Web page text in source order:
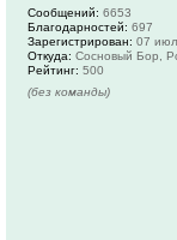
Сообщений: 6653
Благодарностей: 697
Зарегистрирован: 07
Откуда: Сосновый Бор,
Рейтинг: 500
(без команды)